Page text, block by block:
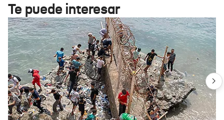
Te puede interesar